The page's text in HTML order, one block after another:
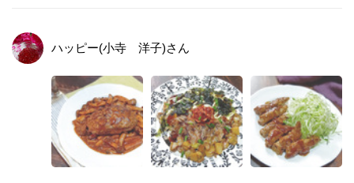
ハッピー(小寺 洋子)さん